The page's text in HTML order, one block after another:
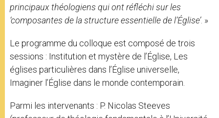
principaux théologiens qui ont réfléchi sur les
‘composantes de la structure essentielle de l’Église’. »
Le programme du colloque est composé de trois
sessions : Institution et mystère de l’Église, Les
églises particulières dans l’Église universelle,
Imaginer l’Église dans le monde contemporain.
Parmi les intervenants : P. Nicolas Steeves